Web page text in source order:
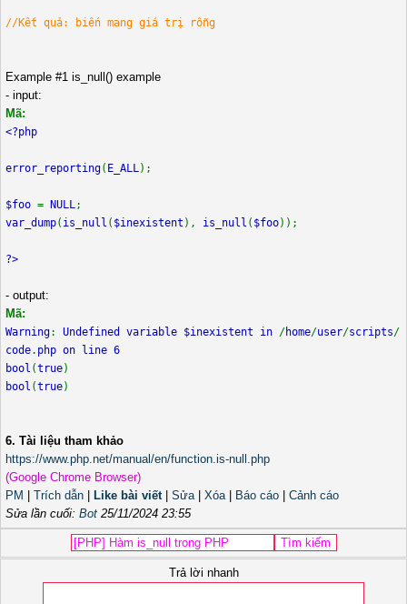
//Kết quả: biến mang giá trị rỗng
Example #1 is_null() example
- input:
Mã:
<?php
error_reporting( E_ALL);
$foo = NULL;
var_dump( is_null ( $inexistent ), is_null ( $foo));
?>
- output:
Mã:
Warning: Undefined variable $inexistent in /home/user/scripts/
code. php on line 6
bool (true)
bool (true)
6. Tài liệu tham khảo
https://www.php.net/manual/en/function.is-null.php
(Google Chrome Browser)
PM
Trích dẫn Like bài viết| Sửa| Xóa| Báo cáo
Cảnh cáo
Sửa lần cuối: Bot 25/11/2024 23:55
Trả lời nhanh